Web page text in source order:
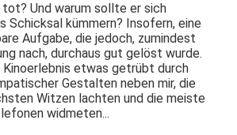
Und warum sollte er sich
Schicksal kümmern? Insofern, eine
Aufgabe, die jedoch, zumindest
nach, durchaus gut gelöst wurde.
Kinoerlebnis etwas getrübt durch
Gestalten neben mir, die
Witzen lachten und die meiste
widmeten...